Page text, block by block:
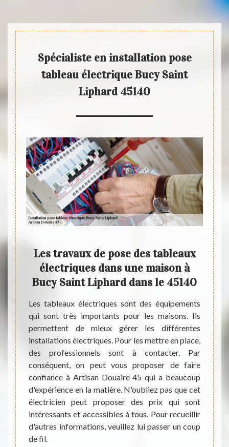
Spécialiste en installation pose
tableau électrique Bucy Saint
Liphard 45140
pose
une
pour
de
Les travaux de pose des tableaux
électriques dans une maison à
Bucy Saint Liphard dans le 45140
Les tableaux électriques sont des équipements
qui sont très importants pour les maisons. Ils
permettent de mieux gérer les différentes
installations électriques. Pour les mettre en place,
des professionnels sont à contacter. Par
conséquent, on peut vous proposer de faire
confiance à Artisan Douaire 45 qui a beaucoup
d'expérience en la matière. N'oubliez pas que cet
électricien peut proposer des prix qui sont
intéressants et accessibles à tous. Pour recueillir
d'autres informations, veuillez lui passer un coup
de fil.
Les
les
sont
la
pour